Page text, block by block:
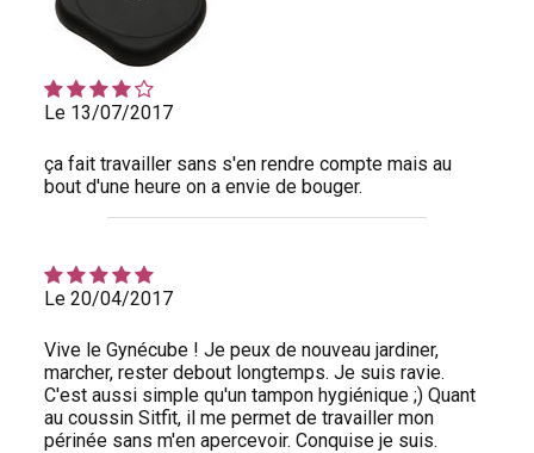
Le 13/07/2017
ça fait travailler sans s'en rendre compte mais au
bout d'une heure on a envie de bouger.
Le 20/04/2017
Vive le Gynécube ! Je peux de nouveau jardiner,
marcher, rester debout longtemps. Je suis ravie.
C'est aussi simple qu'un tampon hygiénique ;) Quant
au coussin Sitfit, il me permet de travailler mon
périnée sans m'en apercevoir. Conquise je suis.